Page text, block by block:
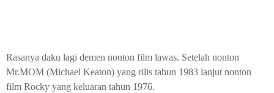
Rasanya daku lagi demen nonton film lawas. Setelah nonton
Mr.MOM (Michael Keaton) yang rilis tahun 1983 lanjut nonton
film Rocky yang keluaran tahun 1976.